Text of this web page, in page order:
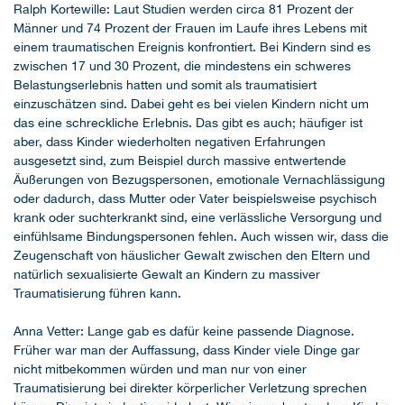
Ralph Kortewille: Laut Studien werden circa 81 Prozent der
Männer und 74 Prozent der Frauen im Laufe ihres Lebens mit
einem traumatischen Ereignis konfrontiert. Bei Kindern sind es
zwischen 17 und 30 Prozent, die mindestens ein schweres
Belastungserlebnis hatten und somit als traumatisiert
einzuschätzen sind. Dabei geht es bei vielen Kindern nicht um
das eine schreckliche Erlebnis. Das gibt es auch; häufiger ist
aber, dass Kinder wiederholten negativen Erfahrungen
ausgesetzt sind, zum Beispiel durch massive entwertende
Äußerungen von Bezugspersonen, emotionale Vernachlässigung
oder dadurch, dass Mutter oder Vater beispielsweise psychisch
krank oder suchterkrankt sind, eine verlässliche Versorgung und
einfühlsame Bindungspersonen fehlen. Auch wissen wir, dass die
Zeugenschaft von häuslicher Gewalt zwischen den Eltern und
natürlich sexualisierte Gewalt an Kindern zu massiver
Traumatisierung führen kann.
Anna Vetter: Lange gab es dafür keine passende Diagnose.
Früher war man der Auffassung, dass Kinder viele Dinge gar
nicht mitbekommen würden und man nur von einer
Traumatisierung bei direkter körperlicher Verletzung sprechen